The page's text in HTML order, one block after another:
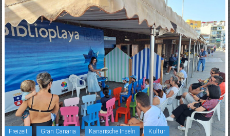
Freizeit Gran Canaria Kanarische Inseln Kultur